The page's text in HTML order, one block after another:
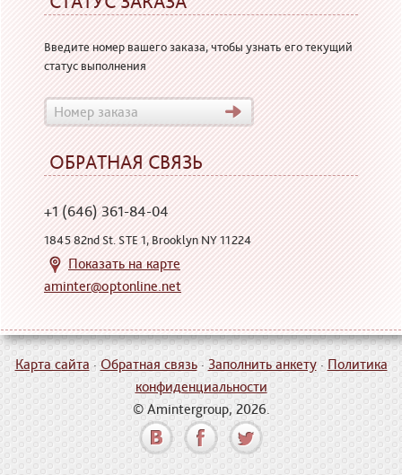
Введите номер вашего заказа, чтобы узнать его текущий
статус выполнения
ОБРАТНАЯ СВЯЗЬ
+1 (646) 361-84-04
1845 82nd St. STE 1, Brooklyn NY 11224
Показать на карте
aminter@optonline.net
Карта сайта ·Обратная связь·Заполнить анкету·Политика
конфиденциальности
© Amintergroup, 2026.